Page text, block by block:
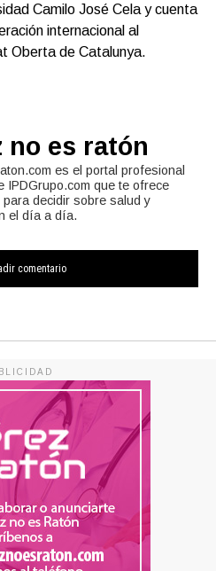
Camilo José Cela y cuenta
internacional al
Oberta de Catalunya.
no es ratón
es el portal profesional
IPDGrupo.com que te ofrece
para decidir sobre salud y
el día a día.
comentario